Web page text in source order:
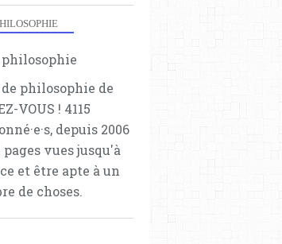
philosophie de
VOUS ! 4115
depuis 2006
pages vues jusqu'à
et être apte à un
de choses.